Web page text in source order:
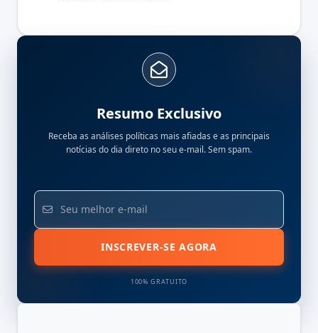
Resumo Exclusivo
Receba as análises políticas mais afiadas e as principais
notícias do dia direto no seu e-mail. Sem spam.
INSCREVER-SE AGORA
100% GRATUITO